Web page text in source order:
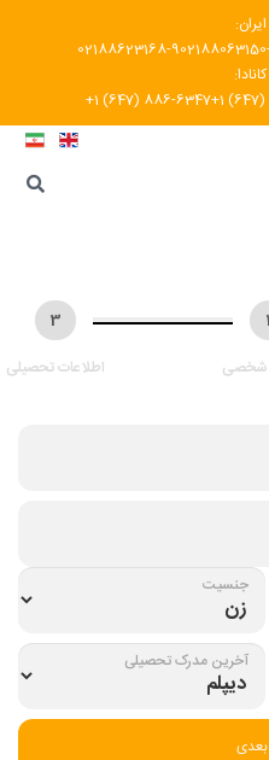
02188623168-9
+1 (647) 886-6347+1
شخصی
3
اطلاعات تحصیلی
جنسیت
آخرین مدرک تحصیلی